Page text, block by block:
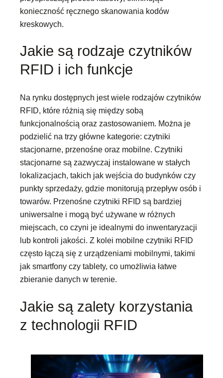
konieczność ręcznego skanowania kodów
kreskowych.
Jakie są rodzaje czytników
RFID i ich funkcje
Na rynku dostępnych jest wiele rodzajów czytników
RFID, które różnią się między sobą
funkcjonalnością oraz zastosowaniem. Można je
podzielić na trzy główne kategorie: czytniki
stacjonarne, przenośne oraz mobilne. Czytniki
stacjonarne są zazwyczaj instalowane w stałych
lokalizacjach, takich jak wejścia do budynków czy
punkty sprzedaży, gdzie monitorują przepływ osób i
towarów. Przenośne czytniki RFID są bardziej
uniwersalne i mogą być używane w różnych
miejscach, co czyni je idealnymi do inwentaryzacji
lub kontroli jakości. Z kolei mobilne czytniki RFID
często łączą się z urządzeniami mobilnymi, takimi
jak smartfony czy tablety, co umożliwia łatwe
zbieranie danych w terenie.
Jakie są zalety korzystania
z technologii RFID